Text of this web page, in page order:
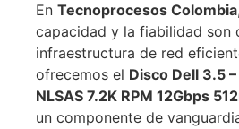
En Tecnoprocesos Colombia
capacidad y la fiabilidad son
infraestructura de red
ofrecemos el Disco Dell 3.5
NLSAS 7.2K RPM 12Gbps
un componente de